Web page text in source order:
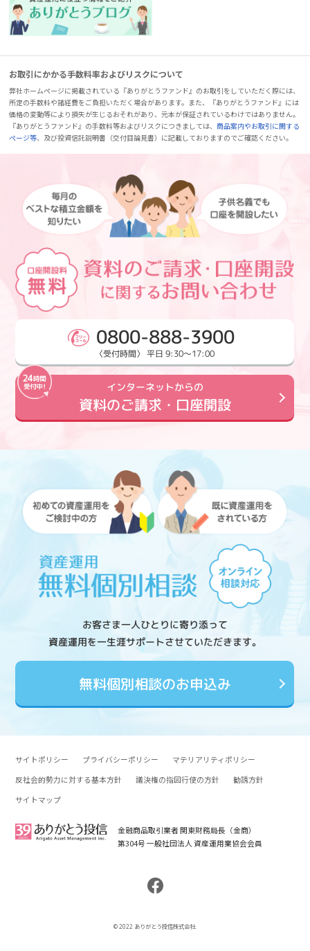
お取引にかかる手数料率およびリスクについて
弊社ホームページに掲載されている『ありがとうファンド』のお取引をしていただく際には、
所定の手数料や諸経費をご負担いただく場合があります。また、『ありがとうファンド』には
価格の変動等により損失が生じるおそれがあり、元本が保証されているわけではありません。
『ありがとうファンド』の手数料等およびリスクにつきましては、商品案内やお取引に関する
ページ等、及び投資信託説明書（交付目論見書）に記載しておりますのでご確認ください。
0800-888-3900
〈受付時間〉 平日 9:30～17:00
インターネットからの
資料のご請求・口座開設
お客さま一人ひとりに寄り添って
資産運用を一生涯サポートさせていただきます。
無料個別相談のお申込み
サイトポリシー プライバシーポリシー
マテリアリティポリシー
反社会的勢力に対する基本方針
議決権の指図行使の方針
勧誘方針
サイトマップ
金融商品取引業者 関東財務局長（金商）
第304号 一般社団法人 資産運用業協会会員
© 2022 ありがとう投信株式会社.